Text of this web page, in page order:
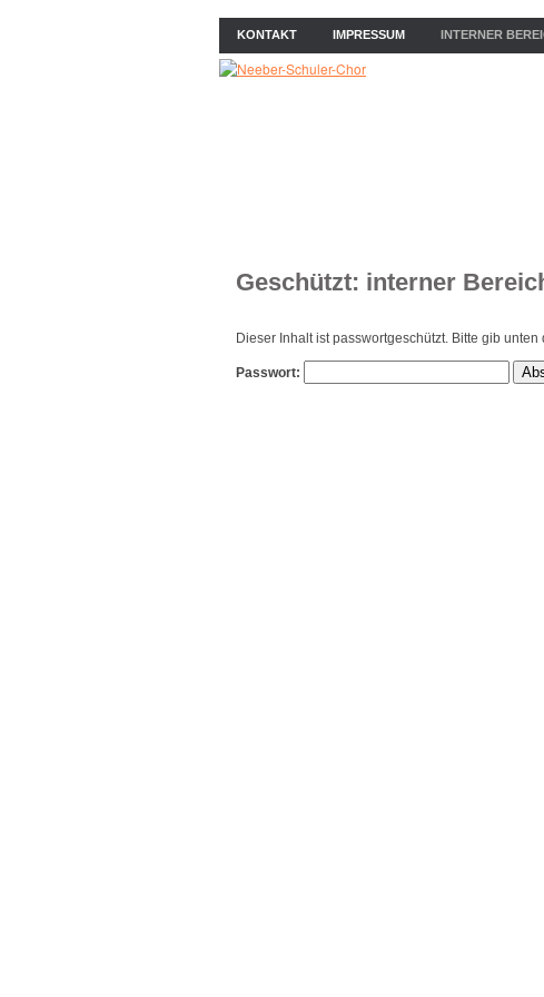
KONTAKT IMPRESSUM INTERNER
Geschützt: interner
Dieser Inhalt ist passwortgeschützt. Bitte gib
Passwort: